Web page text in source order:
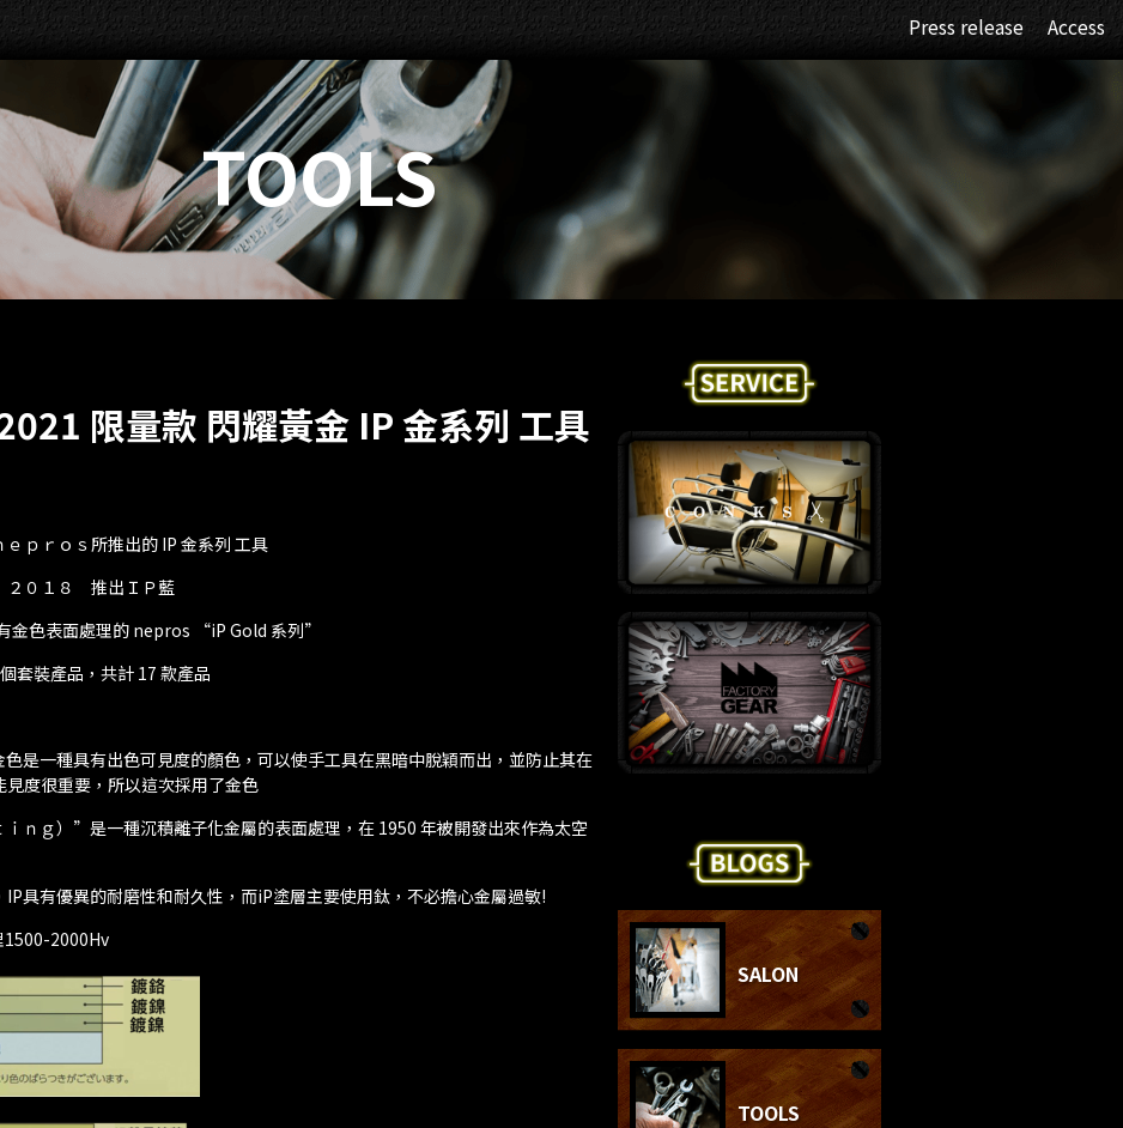
Press release Access
TOOLS
限量款 閃耀黃金 IP 金系列 工具
ｐｒｏｓ所推出的 IP 金系列 工具
０１８ 推出ＩＰ藍
金色表面處理的 nepros “iP Gold 系列”
套裝產品，共計 17 款產品
是一種具有出色可見度的顏色，可以使手工具在黑暗中脫穎而出，並防止其在
度很重要，所以這次採用了金色
ｎｇ）”是一種沉積離子化金屬的表面處理，在 1950 年被開發出來作為太空
具有優異的耐磨性和耐久性，而iP塗層主要使用鈦，不必擔心金屬過敏!
1500-2000Hv
SALON
TOOLS